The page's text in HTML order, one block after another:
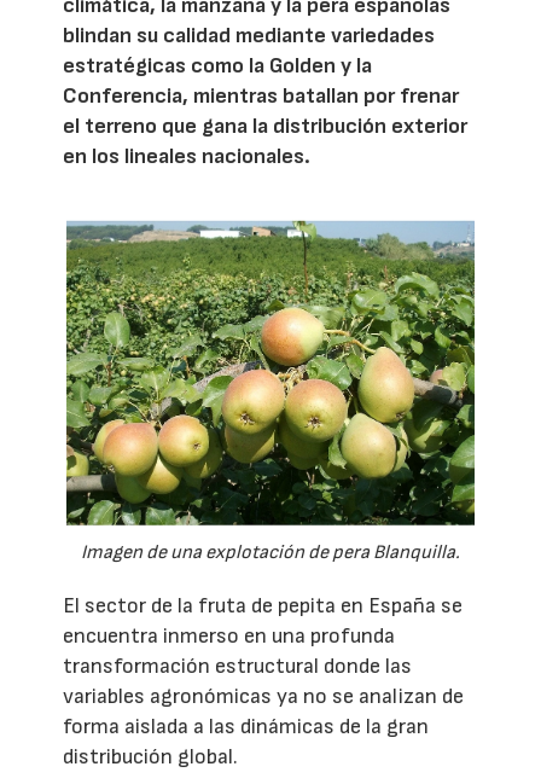
climática, la manzana y la pera españolas
blindan su calidad mediante variedades
estratégicas como la Golden y la
Conferencia, mientras batallan por frenar
el terreno que gana la distribución exterior
en los lineales nacionales.
Imagen de una explotación de pera Blanquilla.
El sector de la fruta de pepita en España se
encuentra inmerso en una profunda
transformación estructural donde las
variables agronómicas ya no se analizan de
forma aislada a las dinámicas de la gran
distribución global.